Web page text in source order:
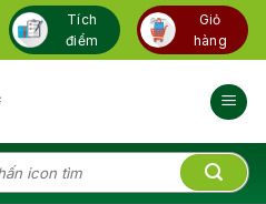
Tích
điểm
Giỏ
hàng